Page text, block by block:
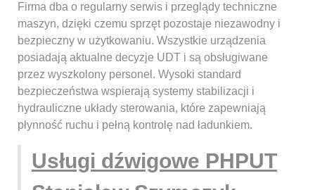
Firma dba o regularny serwis i przeglądy techniczne
maszyn, dzięki czemu sprzęt pozostaje niezawodny i
bezpieczny w użytkowaniu. Wszystkie urządzenia
posiadają aktualne decyzje UDT i są obsługiwane
przez wyszkolony personel. Wysoki standard
bezpieczeństwa wspierają systemy stabilizacji i
hydrauliczne układy sterowania, które zapewniają
płynność ruchu i pełną kontrolę nad ładunkiem.
Usługi dźwigowe PHPUT